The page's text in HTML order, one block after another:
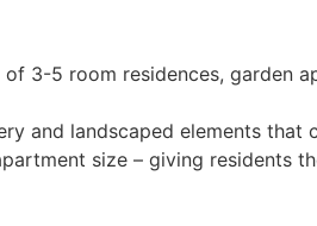
3-5 room residences, garden
and landscaped elements that
size – giving residents